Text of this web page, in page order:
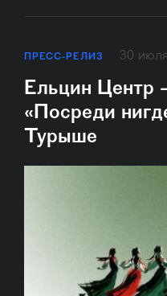
ПРЕСС-РЕЛИЗ 30
Ельцин Центр
«Посреди
Турыше